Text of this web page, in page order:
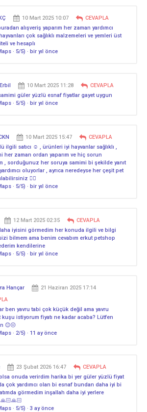
10 Mart 2025 10:07
CEVAPLA
alışveriş yaparım her zaman yardımcı
çok sağlıklı malzemeleri ve yemleri üst
ve hesaplı
· 5/5) · bir yıl önce
10 Mart 2025 11:28
CEVAPLA
güler yüzlü esnaf fiyatlar gayet uygun
· 5/5) · bir yıl önce
10 Mart 2025 15:47
CEVAPLA
ilgili satıcı ☺️ , ürünleri iyi hayvanlar sağlıklı ,
her zaman ordan yaparım ve hiç sorun
, sorduğunuz her soruya samimi bi şekilde yanıt
oluyorlar , ayrıca neredeyse her çeşit pet
👍🏻
· 5/5) · bir yıl önce
12 Mart 2025 02:35
CEVAPLA
iyisini görmedim her konuda ilgili ve bilgi
bilmem ama benim cevabım erkut petshop
kendilerine
· 5/5) · bir yıl önce
Hançar
21 Haziran 2025 17:14
ben yavru tabi çok küçük değil ama yavru
kuşu istiyorum fiyatı ne kadar acaba? Lütfen
😊😔
· 2/5) · 11 ay önce
23 Şubat 2026 16:47
CEVAPLA
olsa onuda verirdim harika bi yer güler yüzlü fiyat
çok yardımcı olan bi esnaf bundan daha iyi bi
görmedim inşallah daha iyi yerlere
· 5/5) · 3 ay önce